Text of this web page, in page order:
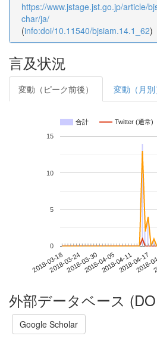
https://www.jstage.jst.go.jp/article/
char/ja/
(info:doi/10.11540/bjsiam.14.1_62)
言及状況
変動（ピーク前後） 変動（月別
合計 Twitter (通常)
2018-03-182018-03-242018-03-302018-04-052018-04-112018-04-17
2018-
0
5
10
15
外部データベース
Google Scholar